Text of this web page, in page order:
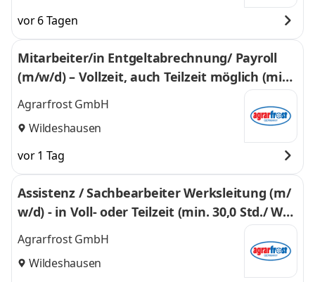
vor 6 Tagen
Mitarbeiter/in Entgeltabrechnung/ Payroll
(m/w/d) – Vollzeit, auch Teilzeit möglich (min
d. 30 Std./ Woche) –
Agrarfrost GmbH
Wildeshausen
vor 1 Tag
Assistenz / Sachbearbeiter Werksleitung (m/
w/d) - in Voll- oder Teilzeit (min. 30,0 Std./ Woc
he) -
Agrarfrost GmbH
Wildeshausen